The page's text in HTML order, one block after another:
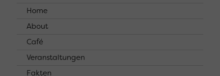
Home
About
Café
Veranstaltungen
Fakten